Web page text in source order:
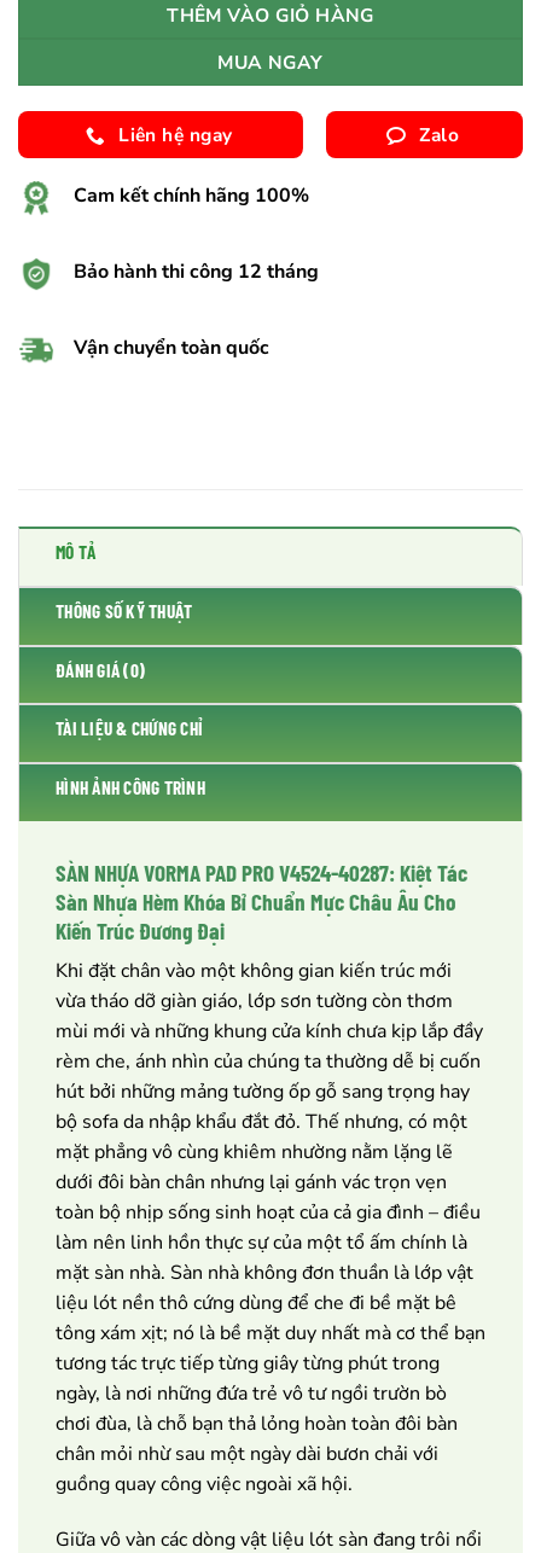
THÊM VÀO GIỎ HÀNG
MUA NGAY
Liên hệ ngay Zalo
Cam kết chính hãng 100%
Bảo hành thi công 12 tháng
Vận chuyển toàn quốc
MÔ TẢ
THÔNG SỐ KỸ THUẬT
ĐÁNH GIÁ (0)
TÀI LIỆU & CHỨNG CHỈ
HÌNH ẢNH CÔNG TRÌNH
SÀN NHỰA VORMA PAD PRO V4524-40287: Kiệt Tác
Sàn Nhựa Hèm Khóa Bỉ Chuẩn Mực Châu Âu Cho
Kiến Trúc Đương Đại
Khi đặt chân vào một không gian kiến trúc mới
vừa tháo dỡ giàn giáo, lớp sơn tường còn thơm
mùi mới và những khung cửa kính chưa kịp lắp đầy
rèm che, ánh nhìn của chúng ta thường dễ bị cuốn
hút bởi những mảng tường ốp gỗ sang trọng hay
bộ sofa da nhập khẩu đắt đỏ. Thế nhưng, có một
mặt phẳng vô cùng khiêm nhường nằm lặng lẽ
dưới đôi bàn chân nhưng lại gánh vác trọn vẹn
toàn bộ nhịp sống sinh hoạt của cả gia đình – điều
làm nên linh hồn thực sự của một tổ ấm chính là
mặt sàn nhà. Sàn nhà không đơn thuần là lớp vật
liệu lót nền thô cứng dùng để che đi bề mặt bê
tông xám xịt; nó là bề mặt duy nhất mà cơ thể bạn
tương tác trực tiếp từng giây từng phút trong
ngày, là nơi những đứa trẻ vô tư ngồi trườn bò
chơi đùa, là chỗ bạn thả lỏng hoàn toàn đôi bàn
chân mỏi nhừ sau một ngày dài bươn chải với
guồng quay công việc ngoài xã hội.
Giữa vô vàn các dòng vật liệu lót sàn đang trôi nổi